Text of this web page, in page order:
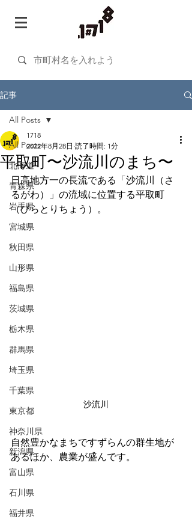
記事
All Posts
北海道
青森県
岩手県
宮城県
秋田県
山形県
福島県
茨城県
栃木県
群馬県
埼玉県
千葉県
東京都
神奈川県
新潟県
富山県
石川県
福井県
All Posts
平取町〜沙流川のまち〜
1718
2022年8月28日 読了時間: 1分
日高地方一の長流である「沙流川（さ
るがわ）」の流域に位置する平取町
（びらとりちょう）。
沙流川
自然豊かなまちですずらんの群生地が
あるほか、農業が盛んです。